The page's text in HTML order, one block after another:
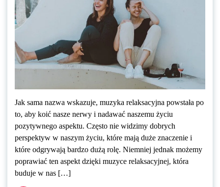
Jak sama nazwa wskazuje, muzyka relaksacyjna powstała po
to, aby koić nasze nerwy i nadawać naszemu życiu
pozytywnego aspektu. Często nie widzimy dobrych
perspektyw w naszym życiu, które mają duże znaczenie i
które odgrywają bardzo dużą rolę. Niemniej jednak możemy
poprawiać ten aspekt dzięki muzyce relaksacyjnej, która
buduje w nas […]